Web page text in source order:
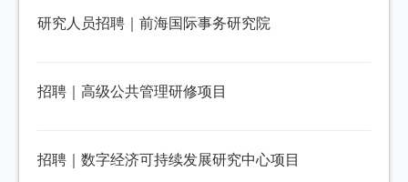
研究人员招聘｜前海国际事务研究院
招聘｜高级公共管理研修项目
招聘｜数字经济可持续发展研究中心项目